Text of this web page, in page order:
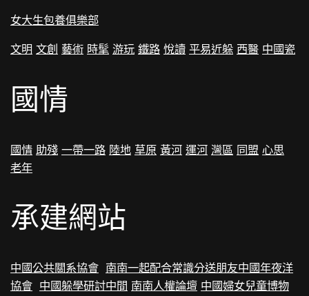
女大生包養俱樂部
文明 文創 藝術 時髦 游玩 鐵路 悅讀 平易近躲 西醫 中國瓷
國情
國情 助殘 一帶一路 陸地 草原 黃河 運河 灣區 同盟 心思
老年
承建網站
中國公共關系協會 南南一起配合常識分送朋友中國年夜洋
協會 中國躲學研討中間 南南人權論壇 中國婦女兒童博物